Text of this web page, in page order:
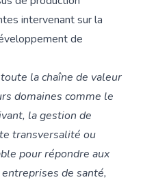
intervenant sur la
de
la chaîne de valeur
domaines comme le
la gestion de
transversalité ou
pour répondre aux
de santé,